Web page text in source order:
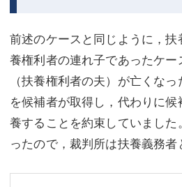
前述のケースと同じように，
養権利者の連れ子であったケ
（扶養権利者の夫）が亡くな
を候補者が取得し，代わりに
養することを約束していまし
ったので，裁判所は扶養義務者